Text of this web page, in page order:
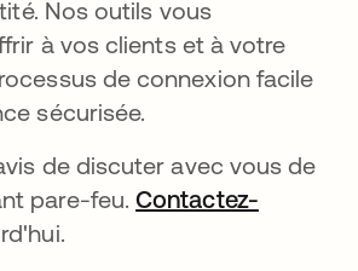
Nos outils vous
à vos clients et à votre
de connexion facile
sécurisée.
de discuter avec vous de
pare-feu.Contactez-